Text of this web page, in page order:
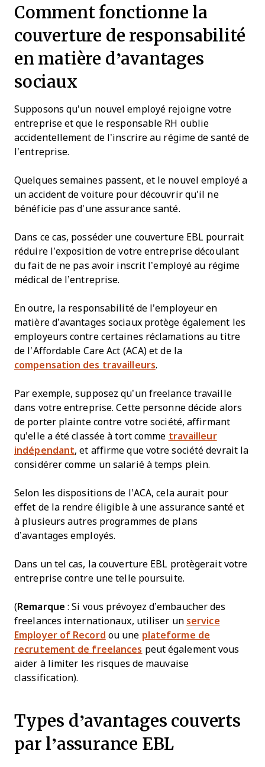
Comment fonctionne la
couverture de responsabilité
en matière d’avantages
sociaux
Supposons qu’un nouvel employé rejoigne votre
entreprise et que le responsable RH oublie
accidentellement de l’inscrire au régime de santé de
l’entreprise.
Quelques semaines passent, et le nouvel employé a
un accident de voiture pour découvrir qu'il ne
bénéficie pas d'une assurance santé.
Dans ce cas, posséder une couverture EBL pourrait
réduire l’exposition de votre entreprise découlant
du fait de ne pas avoir inscrit l’employé au régime
médical de l’entreprise.
En outre, la responsabilité de l’employeur en
matière d’avantages sociaux protège également les
employeurs contre certaines réclamations au titre
de l’Affordable Care Act (ACA) et de la
compensation des travailleurs.
Par exemple, supposez qu’un freelance travaille
dans votre entreprise. Cette personne décide alors
de porter plainte contre votre société, affirmant
qu’elle a été classée à tort comme travailleur
indépendant, et affirme que votre société devrait la
considérer comme un salarié à temps plein.
Selon les dispositions de l’ACA, cela aurait pour
effet de la rendre éligible à une assurance santé et
à plusieurs autres programmes de plans
d’avantages employés.
Dans un tel cas, la couverture EBL protègerait votre
entreprise contre une telle poursuite.
(Remarque : Si vous prévoyez d’embaucher des
freelances internationaux, utiliser un service
Employer of Record ou une plateforme de
recrutement de freelances peut également vous
aider à limiter les risques de mauvaise
classification).
Types d’avantages couverts
par l’assurance EBL